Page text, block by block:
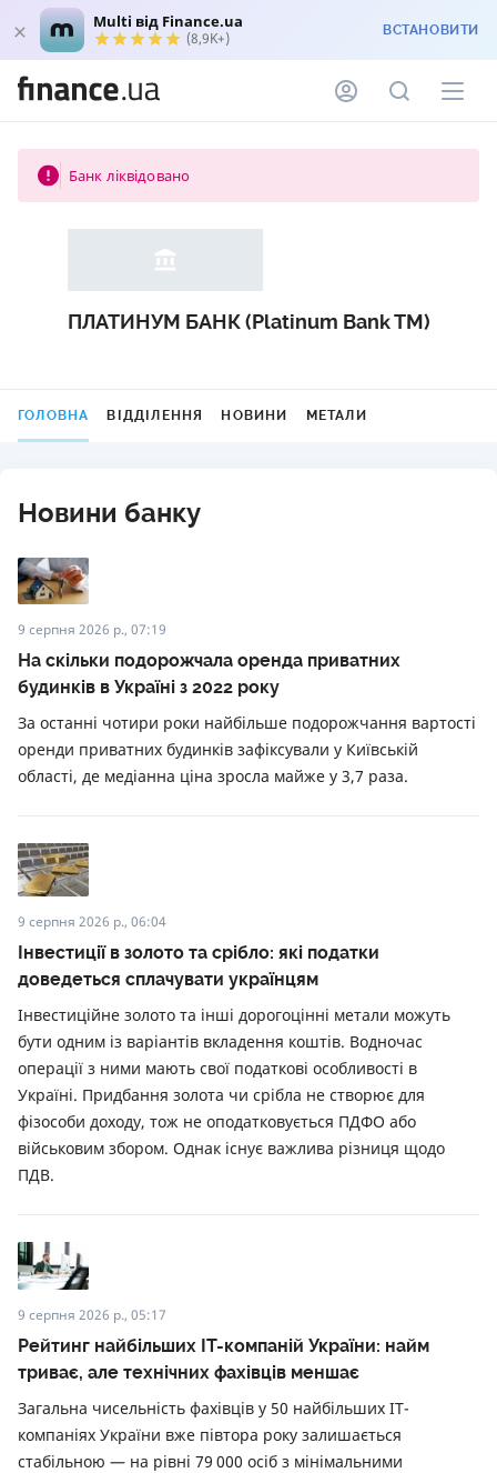
Multi від Finance.ua
(8,9K+) ВСТАНОВИТИ
Банк ліквідовано
ПЛАТИНУМ БАНК (Platinum Bank TM)
ГОЛОВНА ВІДДІЛЕННЯ НОВИНИ МЕТАЛИ
Новини банку
9 серпня 2026 р., 07:19
На скільки подорожчала оренда приватних
будинків в Україні з 2022 року
За останні чотири роки найбільше подорожчання вартості
оренди приватних будинків зафіксували у Київській
області, де медіанна ціна зросла майже у 3,7 раза.
9 серпня 2026 р., 06:04
Інвестиції в золото та срібло: які податки
доведеться сплачувати українцям
Інвестиційне золото та інші дорогоцінні метали можуть
бути одним із варіантів вкладення коштів. Водночас
операції з ними мають свої податкові особливості в
Україні. Придбання золота чи срібла не створює для
фізособи доходу, тож не оподатковується ПДФО або
військовим збором. Однак існує важлива різниця щодо
ПДВ.
9 серпня 2026 р., 05:17
Рейтинг найбільших ІТ-компаній України: найм
триває, але технічних фахівців меншає
Загальна чисельність фахівців у 50 найбільших ІТ-
компаніях України вже півтора року залишається
стабільною — на рівні 79 000 осіб з мінімальними